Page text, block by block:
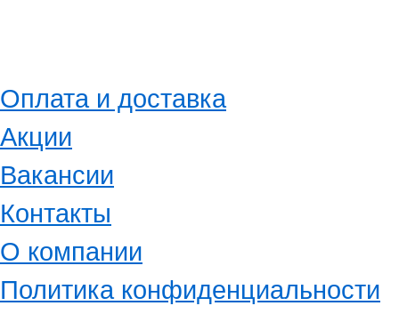
Оплата и доставка
Акции
Вакансии
Контакты
О компании
Политика конфиденциальности